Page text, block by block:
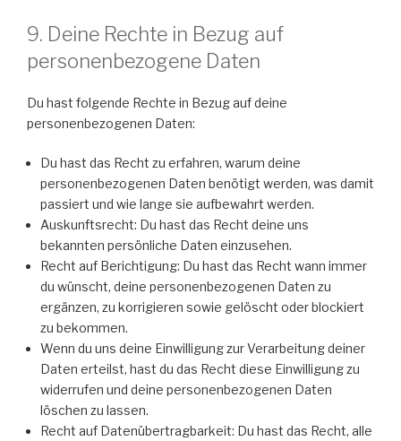
9. Deine Rechte in Bezug auf
personenbezogene Daten
Du hast folgende Rechte in Bezug auf deine
personenbezogenen Daten:
Du hast das Recht zu erfahren, warum deine
personenbezogenen Daten benötigt werden, was damit
passiert und wie lange sie aufbewahrt werden.
Auskunftsrecht: Du hast das Recht deine uns
bekannten persönliche Daten einzusehen.
Recht auf Berichtigung: Du hast das Recht wann immer
du wünscht, deine personenbezogenen Daten zu
ergänzen, zu korrigieren sowie gelöscht oder blockiert
zu bekommen.
Wenn du uns deine Einwilligung zur Verarbeitung deiner
Daten erteilst, hast du das Recht diese Einwilligung zu
widerrufen und deine personenbezogenen Daten
löschen zu lassen.
Recht auf Datenübertragbarkeit: Du hast das Recht, alle